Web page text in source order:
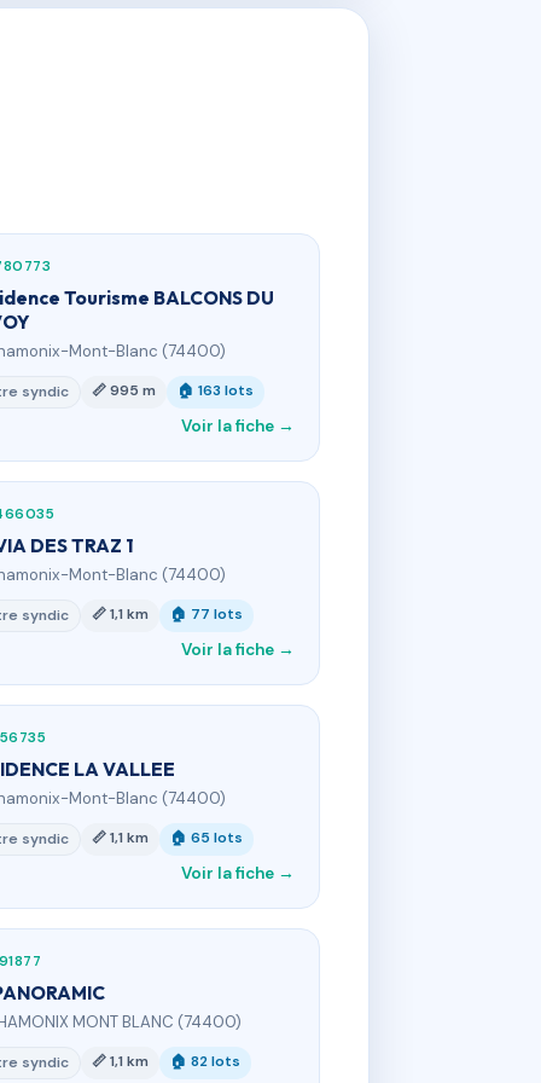
Tourisme BALCONS DU
Mont-Blanc (74400)
syndic 📏 995 m 🏠 163 lots
Voir la fiche →
DES TRAZ 1
Mont-Blanc (74400)
syndic 📏 1,1 km 🏠 77 lots
Voir la fiche →
LA VALLEE
Mont-Blanc (74400)
syndic 📏 1,1 km 🏠 65 lots
Voir la fiche →
MONT BLANC (74400)
syndic 📏 1,1 km 🏠 82 lots